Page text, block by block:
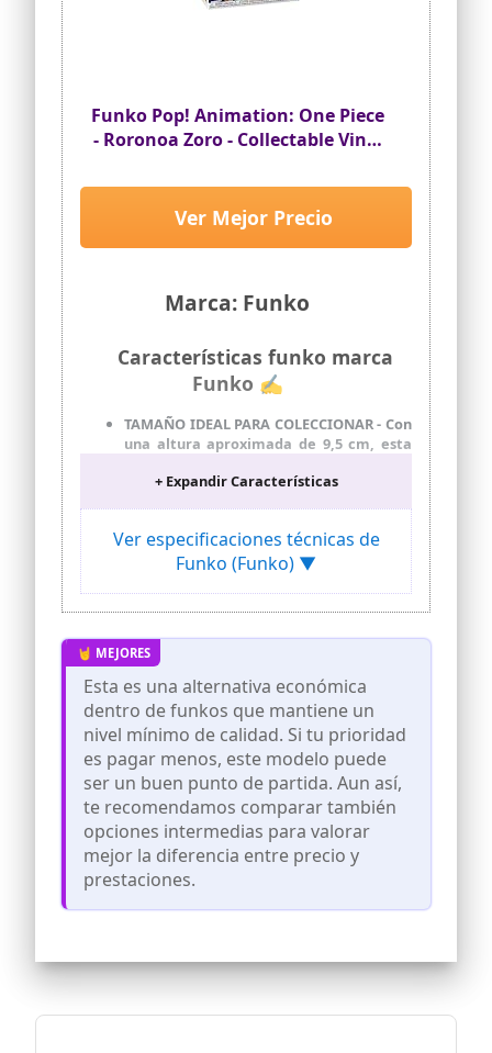
Funko Pop! Animation: One Piece
- Roronoa Zoro - Collectable Vinyl
Merchandise - Toys for Kids &
Adults - Anime Fans - Model
Figure for Collectors and Display
Marca: Funko
Ver Mejor Precio
Características funko marca
Funko ✍
TAMAÑO IDEAL PARA COLECCIONAR - Con
una altura aproximada de 9,5 cm, esta
otros artículos de colección y encaja
MATERIAL DE VINILO DE PRIMERA
CALIDAD - Fabricado en vinilo duradero
de alta calidad, este coleccionable está
hecho para durar y soportar el desgaste
duradero tanto para los fans como para
los coleccionistas.
REGALO PERFECTO PARA LOS FANS DE
ONE PIECE - Ideal para fiestas,
cumpleaños u ocasiones especiales y
como regalo esta exclusiva figurita es un
complemento imprescindible en
cualquier colección de merchandising de
One Piece
AMPLÍA TU COLECCIÓN - Añade esta
pieza de exhibición de vinilo Roronoa
Zoro única a tu creciente surtido de
figuras Funko Pop! y busca otros
completo
en la experiencia de Funko, el principal
+ Expandir Características
Ver especificaciones técnicas de
Funko (Funko) ▼
Esta es una alternativa económica
dentro de funkos que mantiene un
nivel mínimo de calidad. Si tu prioridad
es pagar menos, este modelo puede
ser un buen punto de partida. Aun así,
te recomendamos comparar también
opciones intermedias para valorar
mejor la diferencia entre precio y
prestaciones.